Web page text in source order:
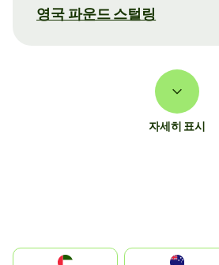
영국 파운드 스털링
자세히 표시